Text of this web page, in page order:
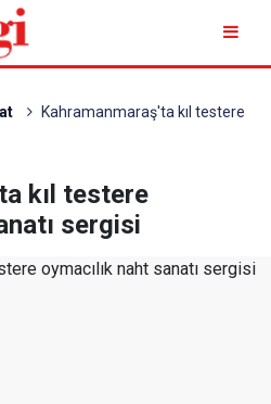
Kahramanmaraş'ta kıl testere
kıl testere
sergisi